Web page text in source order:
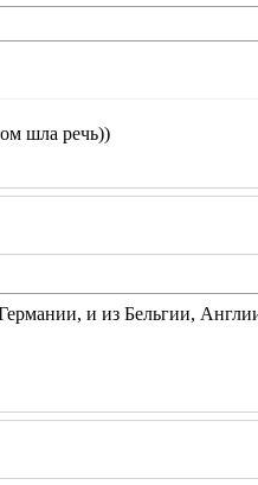
шла речь))
и из Бельгии,